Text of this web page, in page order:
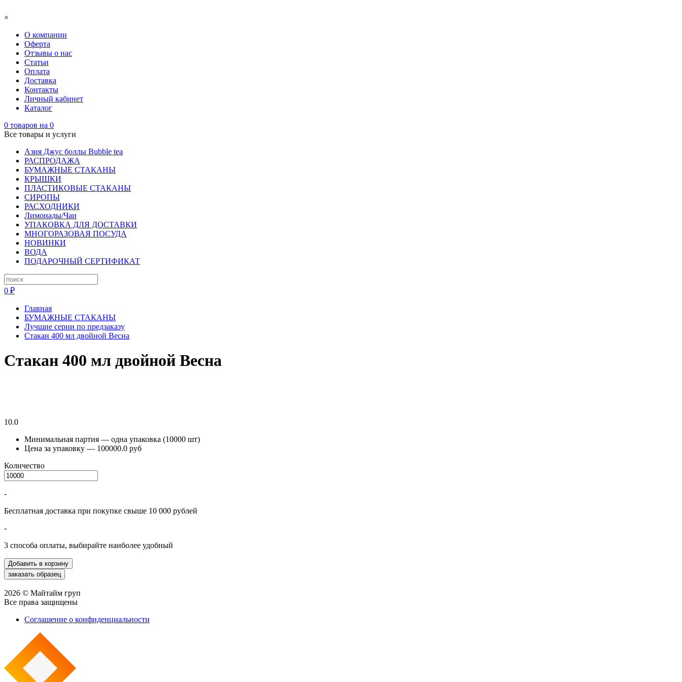
×
О компании
Оферта
Отзывы о нас
Статьи
Оплата
Доставка
Контакты
Личный кабинет
Каталог
0 товаров на 0
Все товары и услуги
Азия Джус боллы Bubble tea
РАСПРОДАЖА
БУМАЖНЫЕ СТАКАНЫ
КРЫШКИ
ПЛАСТИКОВЫЕ СТАКАНЫ
СИРОПЫ
РАСХОДНИКИ
Лимонады/Чаи
УПАКОВКА ДЛЯ ДОСТАВКИ
МНОГОРАЗОВАЯ ПОСУДА
НОВИНКИ
ВОДА
ПОДАРОЧНЫЙ СЕРТИФИКАТ
0 ₽
Главная
БУМАЖНЫЕ СТАКАНЫ
Лучшие серии по предзаказу
Стакан 400 мл двойной Весна
Стакан 400 мл двойной Весна
10.0
Минимальная партия — одна упаковка (10000 шт)
Цена за упаковку — 100000.0 руб
Количество
-
Бесплатная доставка при покупке свыше 10 000 рублей
-
3 способа оплаты, выбирайте наиболее удобный
2026 © Майтайм груп
Все права защищены
Соглашение о конфиденциальности